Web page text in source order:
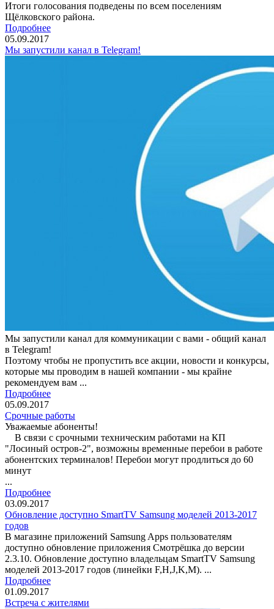
Итоги голосования подведены по всем поселениям
Щёлковского района.
Подробнее
05.09.2017
Мы запустили канал в Telegram!
Мы запустили канал для коммуникации с вами - общий канал
в Telegram!
Поэтому чтобы не пропустить все акции, новости и конкурсы,
которые мы проводим в нашей компании - мы крайне
рекомендуем вам ...
Подробнее
05.09.2017
Срочные работы
Уважаемые абоненты!
В связи с срочными техническим работами на КП
"Лосиный остров-2", возможны временные перебои в работе
абонентских терминалов! Перебои могут продлиться до 60
минут
...
Подробнее
03.09.2017
Обновление доступно SmartTV Samsung моделей 2013-2017
годов
В магазине приложений Samsung Apps пользователям
доступно обновление приложения Смотрёшка до версии
2.3.10. Обновление доступно владельцам SmartTV Samsung
моделей 2013-2017 годов (линейки F,H,J,K,М). ...
Подробнее
01.09.2017
Встреча с жителями